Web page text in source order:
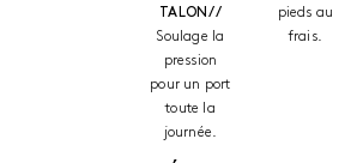
TALON //
Soulage la
pression
pour un port
toute la
journée.
pieds au
frais.